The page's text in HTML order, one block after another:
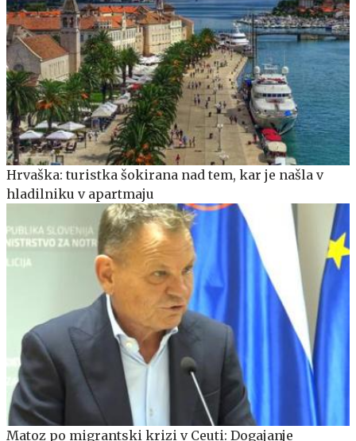
Hrvaška: turistka šokirana nad tem, kar je našla v
hladilniku v apartmaju
Matoz po migrantski krizi v Ceuti: Dogajanje